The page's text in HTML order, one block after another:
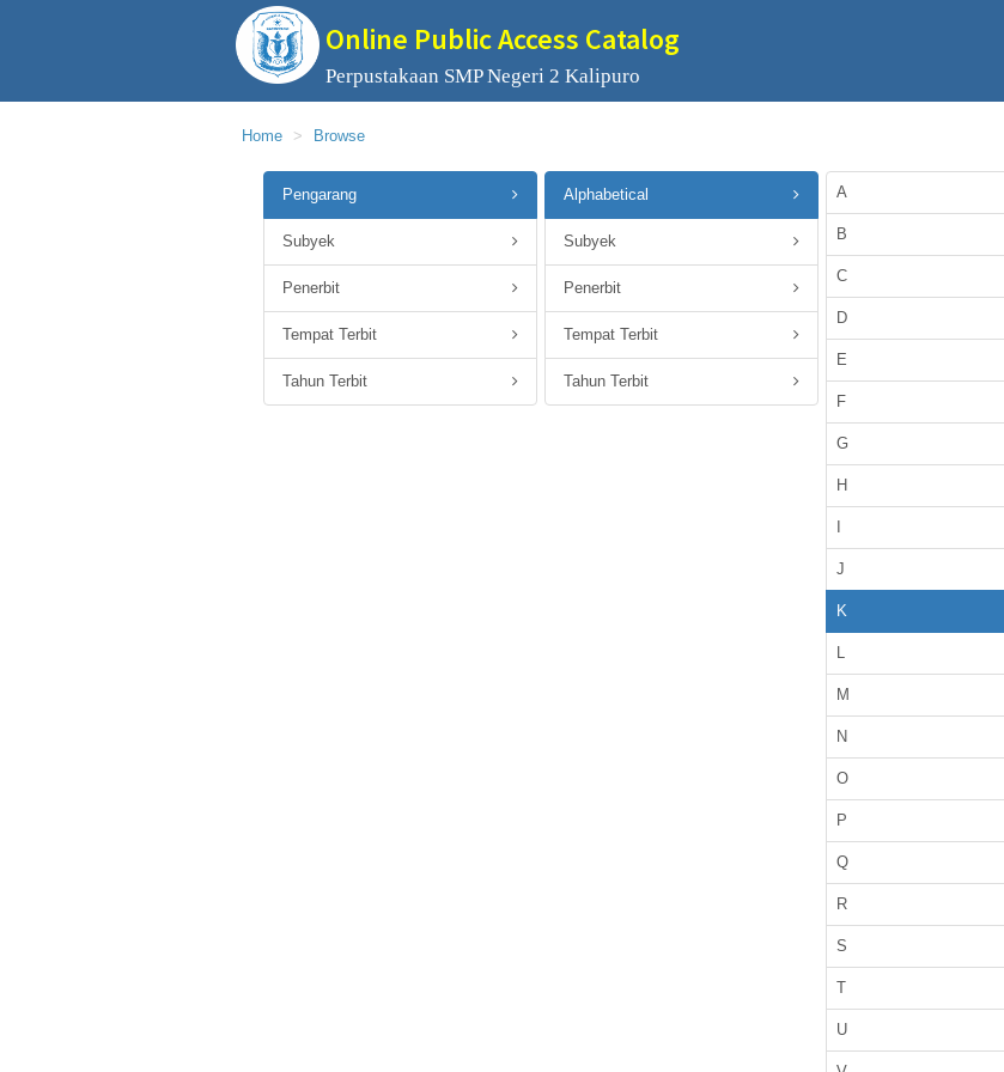
Online Public Access Catalog
Perpustakaan SMP Negeri 2 Kalipuro
Home Browse
Pengarang
Subyek
Penerbit
Tempat Terbit
Tahun Terbit
Alphabetical
Subyek
Penerbit
Tempat Terbit
Tahun Terbit
A
B
C
D
E
F
G
H
J
K
L
M
N
O
P
Q
R
S
T
U